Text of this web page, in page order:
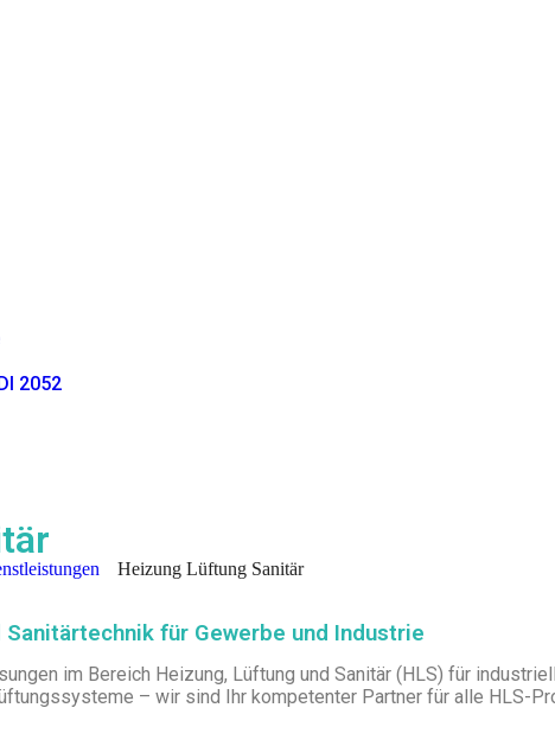
2052
Heizung Lüftung Sanitär
für Gewerbe und Industrie
im Bereich Heizung, Lüftung und Sanitär (HLS) für
– wir sind Ihr kompetenter Partner für alle HLS-